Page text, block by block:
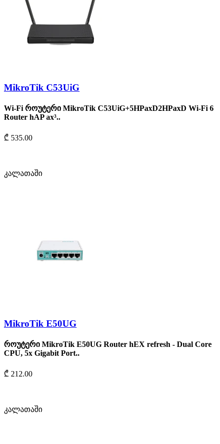
MikroTik C53UiG
Wi-Fi როუტერი MikroTik C53UiG+5HPaxD2HPaxD Wi-Fi 6
Router hAP ax³..
₾ 535.00
კალათაში
MikroTik E50UG
როუტერი MikroTik E50UG Router hEX refresh - Dual Core
CPU, 5x Gigabit Port..
₾ 212.00
კალათაში